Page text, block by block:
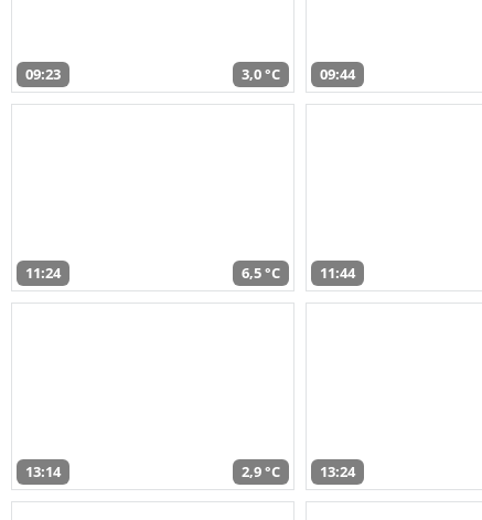
09:23 3,0 °C 09:44
11:24 6,5 °C 11:44
13:14 2,9 °C 13:24